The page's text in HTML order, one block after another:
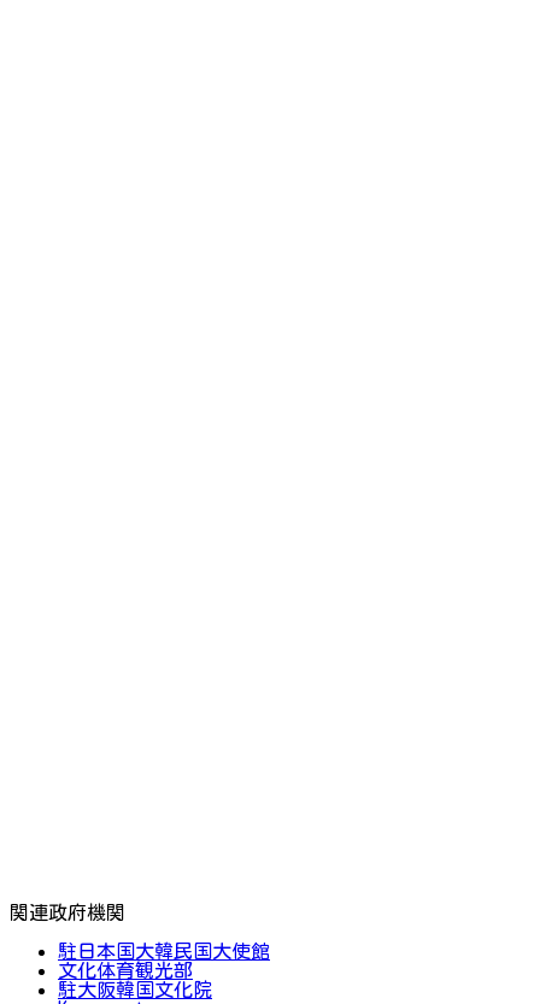
関連政府機関
駐日本国大韓民国大使館
文化体育観光部
駐大阪韓国文化院